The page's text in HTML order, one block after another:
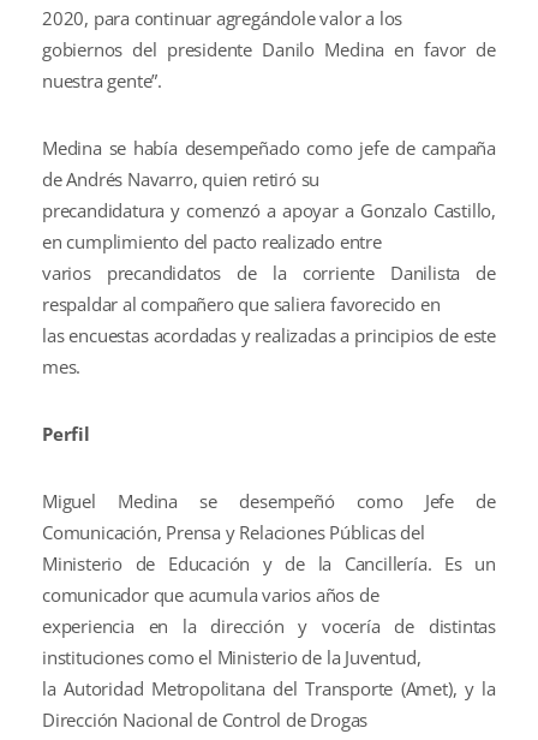
2020, para continuar agregándole valor a los
gobiernos del presidente Danilo Medina en favor de
nuestra gente”.
Medina se había desempeñado como jefe de campaña
de Andrés Navarro, quien retiró su
precandidatura y comenzó a apoyar a Gonzalo Castillo,
en cumplimiento del pacto realizado entre
varios precandidatos de la corriente Danilista de
respaldar al compañero que saliera favorecido en
las encuestas acordadas y realizadas a principios de este
mes.
Perfil
Miguel Medina se desempeñó como Jefe de
Comunicación, Prensa y Relaciones Públicas del
Ministerio de Educación y de la Cancillería. Es un
comunicador que acumula varios años de
experiencia en la dirección y vocería de distintas
instituciones como el Ministerio de la Juventud,
la Autoridad Metropolitana del Transporte (Amet), y la
Dirección Nacional de Control de Drogas